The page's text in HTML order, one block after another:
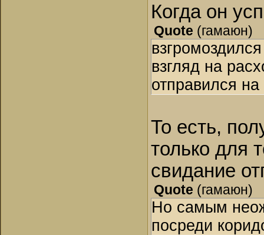
Когда он
Quote (гамаюн)
взгляд на
отправился
То есть,
только для
свидание
Quote (гамаюн)
Но самым
посреди